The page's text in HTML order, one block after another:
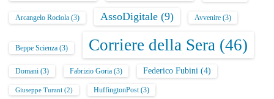
Arcangelo Rociola (3) AssoDigitale (9) Avvenire (3)
Beppe Scienza (3) Corriere della Sera (46)
Domani (3) Fabrizio Goria (3) Federico Fubini (4)
Giuseppe Turani (2) HuffingtonPost(3)